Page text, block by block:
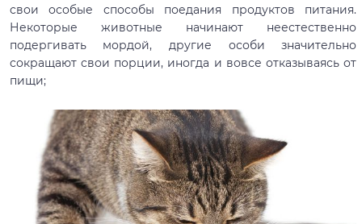
свои особые способы поедания продуктов питания.
Некоторые животные начинают неестественно
подергивать мордой, другие особи значительно
сокращают свои порции, иногда и вовсе отказываясь от
пищи;